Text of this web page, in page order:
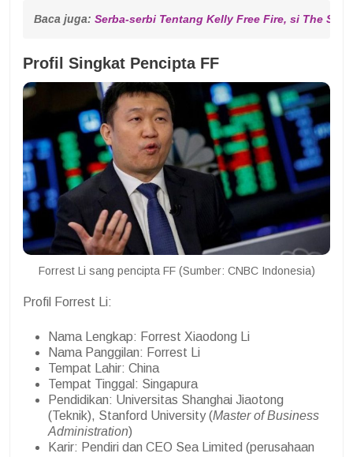
Baca juga: Serba-serbi Tentang Kelly Free Fire, si The
Profil Singkat Pencipta FF
Forrest Li sang pencipta FF (Sumber: CNBC Indonesia)
Profil Forrest Li:
Nama Lengkap: Forrest Xiaodong Li
Nama Panggilan: Forrest Li
Tempat Lahir: China
Tempat Tinggal: Singapura
Pendidikan: Universitas Shanghai Jiaotong
(Teknik), Stanford University (Master of Business
Administration)
Karir: Pendiri dan CEO Sea Limited (perusahaan